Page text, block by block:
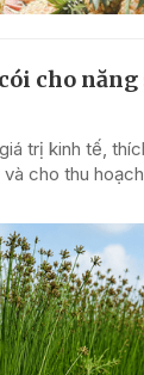
cho năng
trị kinh tế,
cho thu